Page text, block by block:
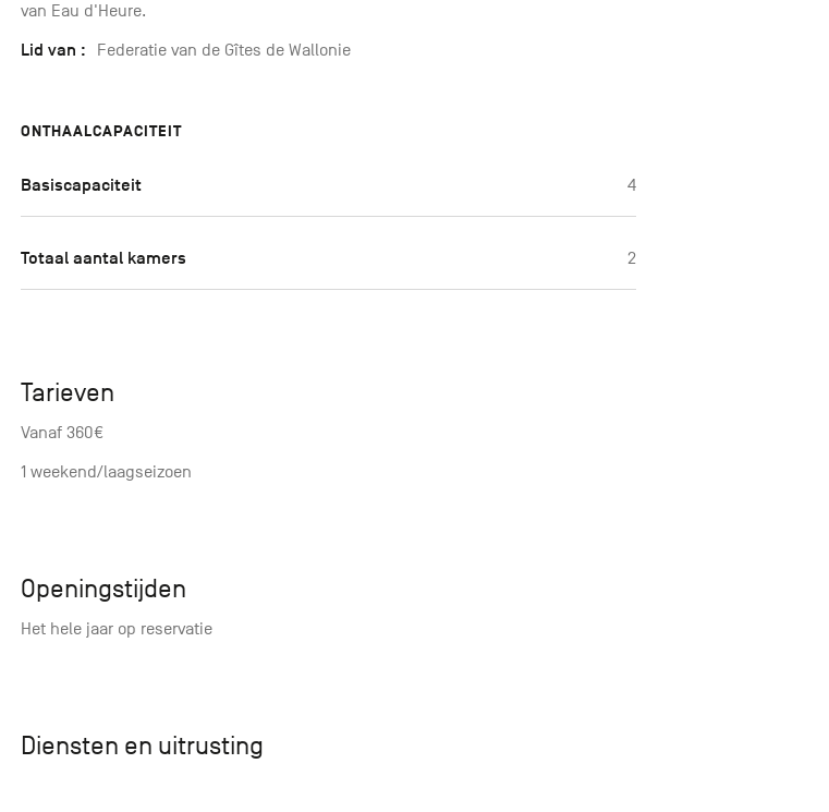
van Eau d'Heure.
Lid van : Federatie van de Gîtes de Wallonie
ONTHAALCAPACITEIT
Basiscapaciteit 4
Totaal aantal kamers 2
Tarieven
Vanaf 360€
1 weekend/laagseizoen
Openingstijden
Het hele jaar op reservatie
Diensten en uitrusting